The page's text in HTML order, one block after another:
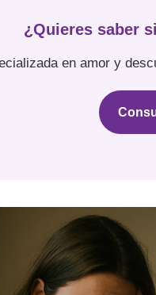
¿Quieres saber
en amor y